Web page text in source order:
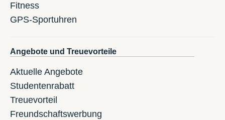
Fitness
GPS-Sportuhren
Angebote und Treuevorteile
Aktuelle Angebote
Studentenrabatt
Treuevorteil
Freundschaftswerbung